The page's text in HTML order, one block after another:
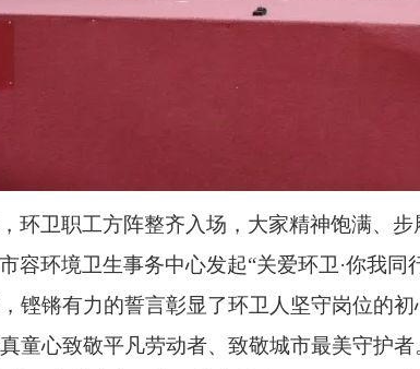
环卫职工方阵整齐入场，大家精神饱满、
容环境卫生事务中心发起“关爱环卫·你我
铿锵有力的誓言彰显了环卫人坚守岗位的
童心致敬平凡劳动者、致敬城市最美守护者